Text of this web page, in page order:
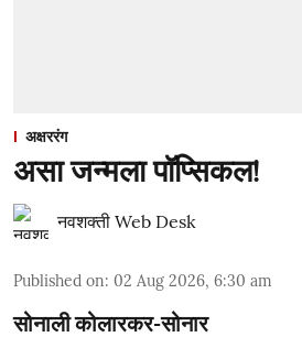
अक्षररंग
असा जन्मला पॉप्सिकल!
नवशक्ती Web Desk
Published on: 02 Aug 2026, 6:30 am
सोनाली कोलारकर-सोनार